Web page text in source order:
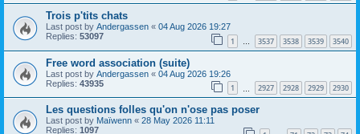
Trois p'tits chats
Last post by Andergassen « 04 Aug 2026 19:27
Replies: 53097 1 … 3537 3538 3539 3540
Free word association (suite)
Last post by Andergassen « 04 Aug 2026 19:26
Replies: 43935 1 2927 2928 2929 2930
Les questions folles qu'on n'ose pas poser
Last post by Maïwenn « 28 May 2026 11:11
Replies: 1097